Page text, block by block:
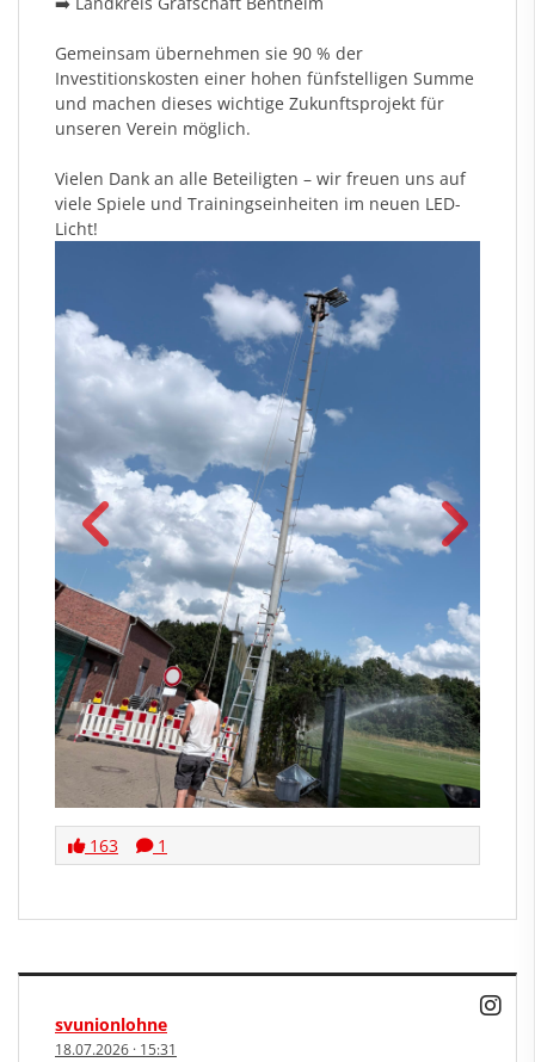
Gemeinsam übernehmen sie 90 % der
Investitionskosten einer hohen fünfstelligen Summe
und machen dieses wichtige Zukunftsprojekt für
unseren Verein möglich.
Vielen Dank an alle Beteiligten – wir freuen uns auf
viele Spiele und Trainingseinheiten im neuen LED-
Licht!
163 1
svunionlohne
18.07.2026 · 15:31